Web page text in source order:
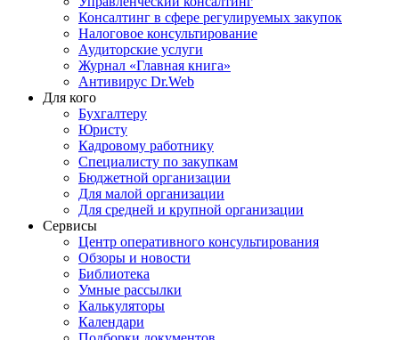
Консалтинг в сфере регулируемых закупок
Налоговое консультирование
Аудиторские услуги
Журнал «Главная книга»
Антивирус Dr.Web
Для кого
Бухгалтеру
Юристу
Кадровому работнику
Специалисту по закупкам
Бюджетной организации
Для малой организации
Для средней и крупной организации
Сервисы
Центр оперативного консультирования
Обзоры и новости
Библиотека
Умные рассылки
Калькуляторы
Календари